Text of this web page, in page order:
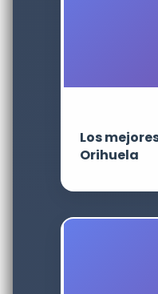
Los
Orihuela